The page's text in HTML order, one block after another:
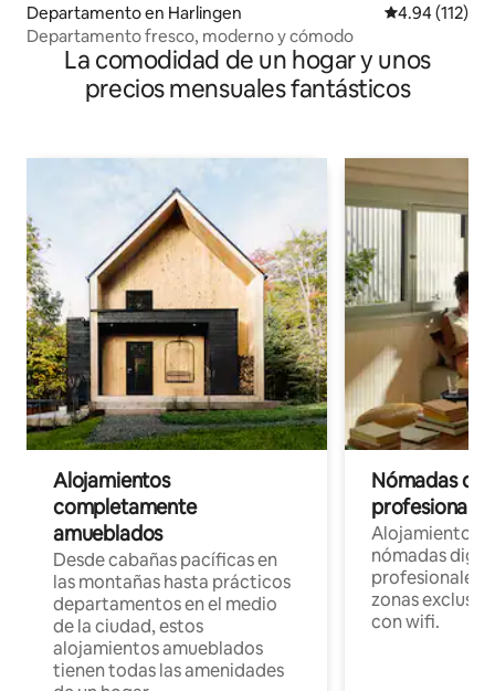
Departamento en Harlingen Calificación
4.94 (112)
Departamento fresco, moderno y cómodo
La comodidad de un hogar y unos
precios mensuales fantásticos
Alojamientos
completamente
amueblados
Desde cabañas pacíficas en
las montañas hasta prácticos
departamentos en el medio
de la ciudad, estos
alojamientos amueblados
tienen todas las amenidades
Nómadas
Alojamientos
nómadas
profesionales
zonas
con wifi.